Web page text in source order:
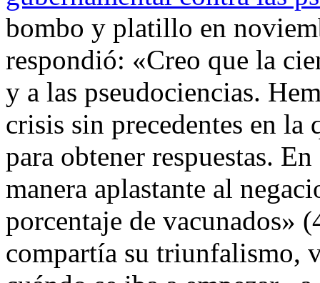
bombo y platillo en
respondió: «Creo que la
y a las pseudociencias.
crisis sin precedentes en la
para obtener respuestas.
manera aplastante al
porcentaje de vacunados»
compartía su triunfalismo,